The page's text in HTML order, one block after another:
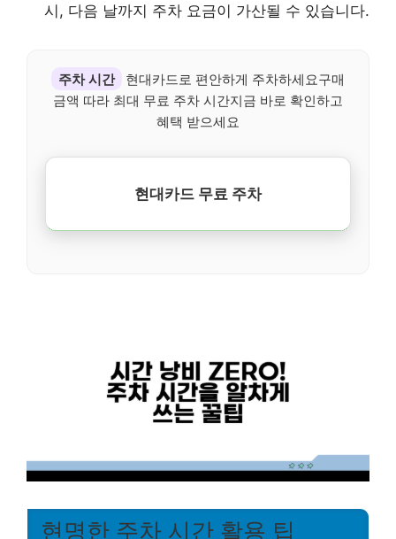
시, 다음 날까지 주차 요금이 가산될 수 있습니다.
주차 시간
현대카드로 편안하게 주차하세요구매
금액 따라 최대 무료 주차 시간지금 바로 확인하고
혜택 받으세요
현대카드 무료 주차
현명한 주차 시간 활용 팁